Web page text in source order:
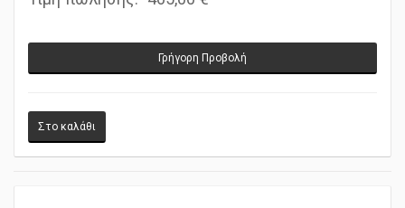
Τιμή πώλησης: 465,00 €